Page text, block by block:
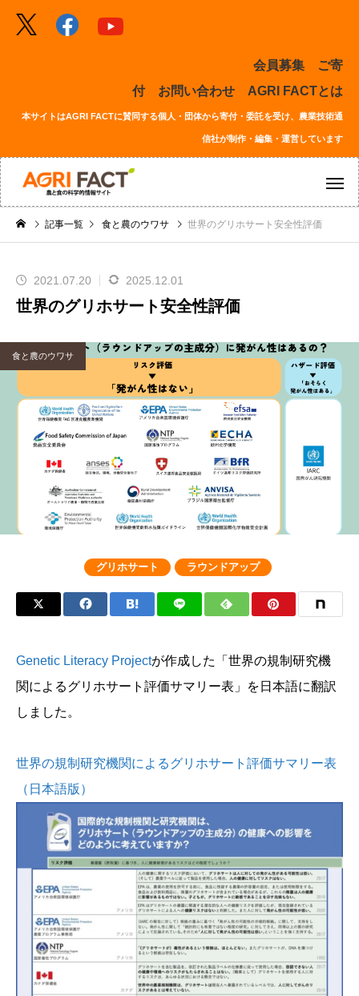
会員募集
ご寄
付
お問い合わせ AGRI FACTとは
本サイトはAGRI FACTに賛同する個人・団体から寄付・委託を受け、農業技術通
信社が制作・編集・運営しています
記事一覧 食と農のウワサ 世界のグリホサート安全性評価
2021.07.20 2025.12.01
世界のグリホサート安全性評価
食と農のウワサ
グリホサート ラウンドアップ
Genetic Literacy Projectが作成した「世界の規制研究機
関によるグリホサート評価サマリー表」を日本語に翻訳
しました。
世界の規制研究機関によるグリホサート評価サマリー表
（日本語版）